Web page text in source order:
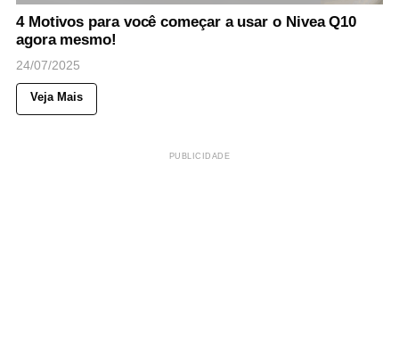
4 Motivos para você começar a usar o Nivea Q10
agora mesmo!
24/07/2025
Veja Mais
PUBLICIDADE